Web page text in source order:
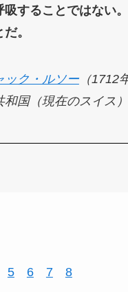
することではない。
。
ック・ルソー（1712
和国（現在のスイス
5 6 7 8